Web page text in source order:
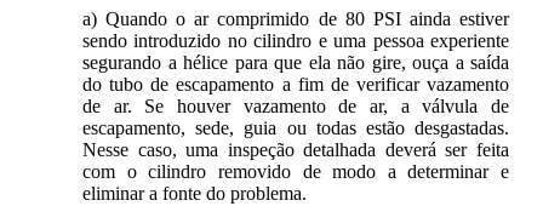
a) Quando o ar comprimido de 80 PSI ainda estiver
sendo introduzido no cilindro e uma pessoa experiente
segurando a hélice para que ela não gire, ouça a saída
do tubo de escapamento a fim de verificar vazamento
de ar. Se houver vazamento de ar, a válvula de
escapamento, sede, guia ou todas estão desgastadas.
Nesse caso, uma inspeção detalhada deverá ser feita
com o cilindro removido de modo a determinar e
eliminar a fonte do problema.